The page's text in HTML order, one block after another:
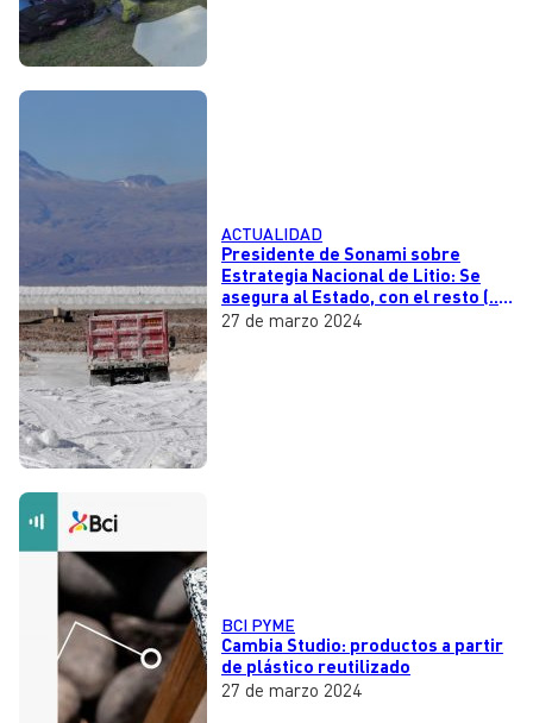
ACTUALIDAD
Presidente de Sonami sobre
Estrategia Nacional de Litio: Se
asegura al Estado, con el resto (...)
hay definiciones pendientes"
27 de marzo 2024
BCI PYME
Cambia Studio: productos a partir
de plástico reutilizado
27 de marzo 2024